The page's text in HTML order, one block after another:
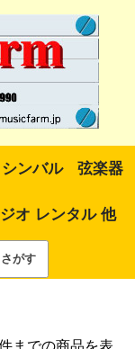
シンバル 弦楽器
オ レンタル 他
までの商品を表